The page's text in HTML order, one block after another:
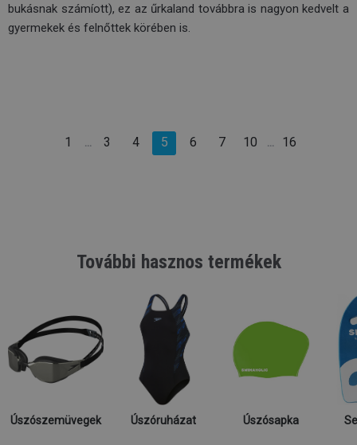
bukásnak számíott), ez az űrkaland továbbra is nagyon kedvelt a
gyermekek és felnőttek körében is.
1 … 3 4 5 6 7 10 … 16
További hasznos termékek
Úszószemüvegek Úszóruházat Úszósapka